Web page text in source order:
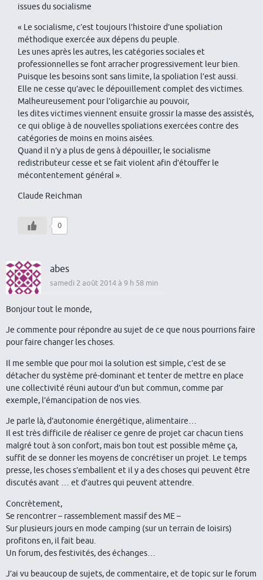
issues du socialisme
« Le socialisme, c’est toujours l’histoire d’une spoliation
méthodique exercée aux dépens du peuple.
Les unes après les autres, les catégories sociales et
professionnelles se font arracher progressivement leur bien.
Puisque les besoins sont sans limite, la spoliation l’est aussi.
Elle ne cesse qu’avec le dépouillement complet des victimes.
Malheureusement pour l’oligarchie au pouvoir,
les dites victimes viennent ensuite grossir la masse des assistés,
ce qui oblige à de nouvelles spoliations exercées contre des
catégories de moins en moins aisées.
Quand il n’y a plus de gens à dépouiller, le socialisme
redistributeur cesse et se fait violent afin d’étouffer le
mécontentement général ».
Claude Reichman
0
abes
samedi 2 août 2014 à 9 h 58 min
Bonjour tout le monde,
Je commente pour répondre au sujet de ce que nous pourrions faire
pour faire changer les choses.
Il me semble que pour moi la solution est simple, c’est de se
détacher du système pré-dominant et tenter de mettre en place
une collectivité réuni autour d’un but commun, comme par
exemple, l’émancipation de nos vies.
Je parle là, d’autonomie énergétique, alimentaire…
Il est très difficile de réaliser ce genre de projet car chacun tiens
malgré tout à son confort, mais bon tout est possible même ça,
suffit de se donner les moyens de concrétiser un projet. Le temps
presse, les choses s’emballent et il y a des choses qui peuvent être
discutés avant … et d’autres qui peuvent attendre.
Concrètement,
Se rencontrer – rassemblement massif des ME –
Sur plusieurs jours en mode camping (sur un terrain de loisirs)
profitons en, il fait beau.
Un forum, des festivités, des échanges…
J’ai vu beaucoup de sujets, de commentaire, et de topic sur le forum